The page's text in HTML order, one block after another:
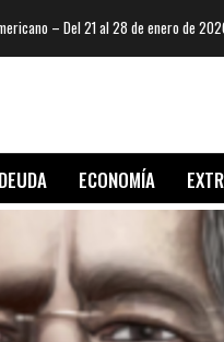
– Del 21 al 28 de enero de
DEUDA ECONOMÍA